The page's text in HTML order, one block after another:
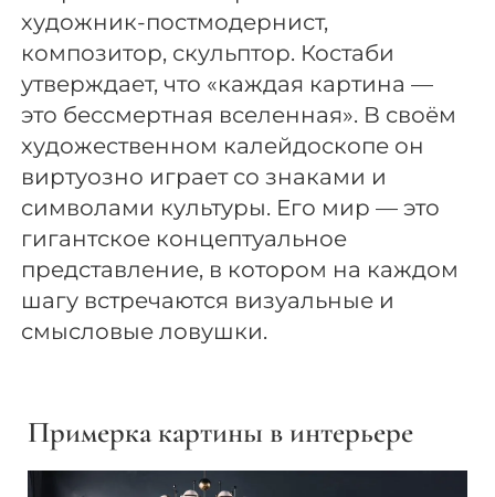
художник-постмодернист,
композитор, скульптор. Костаби
утверждает, что «каждая картина —
это бессмертная вселенная». В своём
художественном калейдоскопе он
виртуозно играет со знаками и
символами культуры. Его мир — это
гигантское концептуальное
представление, в котором на каждом
шагу встречаются визуальные и
смысловые ловушки.
Примерка картины в интерьере